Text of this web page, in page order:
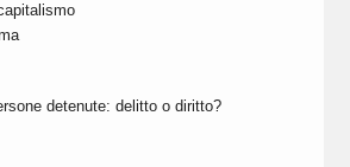
detenute: delitto o diritto?